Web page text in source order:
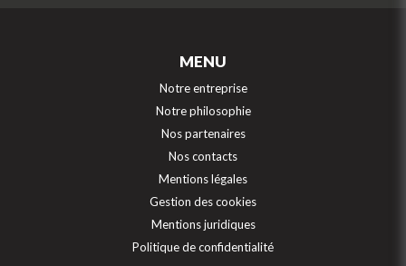
MENU
Notre entreprise
Notre philosophie
Nos partenaires
Nos contacts
Mentions légales
Gestion des cookies
Mentions juridiques
Politique de confidentialité